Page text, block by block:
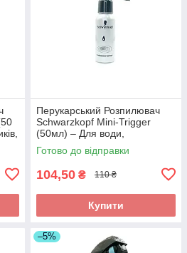
Перукарський Розпилювач
Schwarzkopf Mini-Trigger
(50мл) – Для води,
антисептиків, дрібний туман,
білий. Арт 34386
Готово до відправки
104,50 ₴ 110 ₴
Купити
–5%